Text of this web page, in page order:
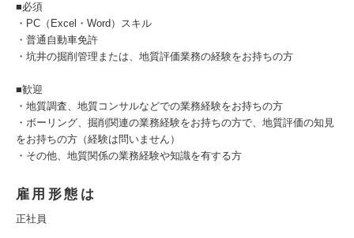
■必須
・PC（Excel・Word）スキル
・普通自動車免許
・坑井の掘削管理または、地質評価業務の経験をお持ちの方
■歓迎
・地質調査、地質コンサルなどでの業務経験をお持ちの方
・ボーリング、掘削関連の業務経験をお持ちの方で、地質評価の知見
をお持ちの方（経験は問いません）
・その他、地質関係の業務経験や知識を有する方
雇用形態は
正社員